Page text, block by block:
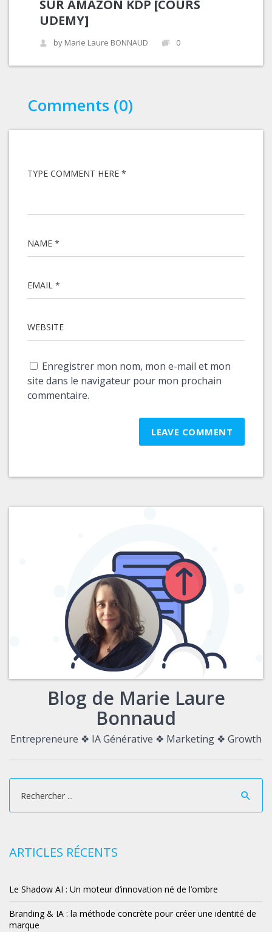
SUR AMAZON KDP [COURS
UDEMY]
by Marie Laure BONNAUD 0
Comments (0)
TYPE COMMENT HERE *
NAME *
EMAIL *
WEBSITE
Enregistrer mon nom, mon e-mail et mon
site dans le navigateur pour mon prochain
commentaire.
Blog de Marie Laure
Bonnaud
Entrepreneure ❖ IA Générative ❖ Marketing ❖ Growth
ARTICLES RÉCENTS
Le Shadow AI : Un moteur d’innovation né de l’ombre
Branding & IA : la méthode concrète pour créer une identité de
marque